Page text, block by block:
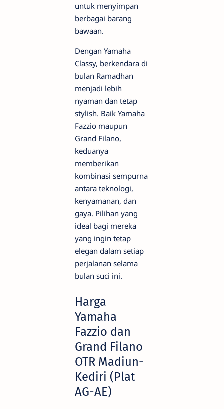
untuk menyimpan
berbagai barang
bawaan.
Dengan Yamaha
Classy, berkendara di
bulan Ramadhan
menjadi lebih
nyaman dan tetap
stylish. Baik Yamaha
Fazzio maupun
Grand Filano,
keduanya
memberikan
kombinasi sempurna
antara teknologi,
kenyamanan, dan
gaya. Pilihan yang
ideal bagi mereka
yang ingin tetap
elegan dalam setiap
perjalanan selama
bulan suci ini.
Harga
Yamaha
Fazzio dan
Grand Filano
OTR Madiun-
Kediri (Plat
AG-AE)